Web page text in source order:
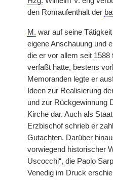
den Romaufenthalt der
M. war auf seine
eigene Anschauung und
die er vor allem seit
verfaßt hatte, bestens
Memoranden legte er
Ideen zur Realisierung
und zur Rückgewinnung
Kirche dar. Auch als
Erzbischof schrieb er
Gutachten. Darüber
vorwiegend historischer
Uscocchi“, die Paolo
Venedig im Druck